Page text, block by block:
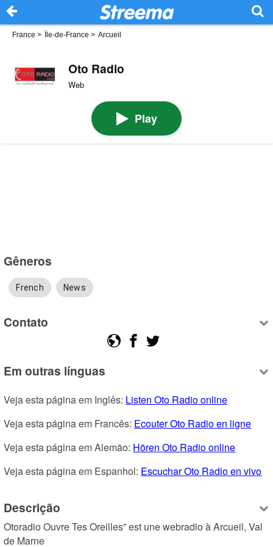
France > Île-de-France > Arcueil
Oto Radio
Web
Play
Gêneros
French News
Contato
Em outras línguas
Veja esta página em Inglês: Listen Oto Radio online
Veja esta página em Francês: Ecouter Oto Radio en ligne
Veja esta página em Alemão: Hören Oto Radio online
Veja esta página em Espanhol: Escuchar Oto Radio en vivo
Descrição
Otoradio Ouvre Tes Oreilles” est une webradio à Arcueil, Val
de Marne